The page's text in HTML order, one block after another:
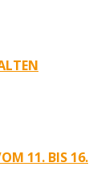
11. BIS 16.